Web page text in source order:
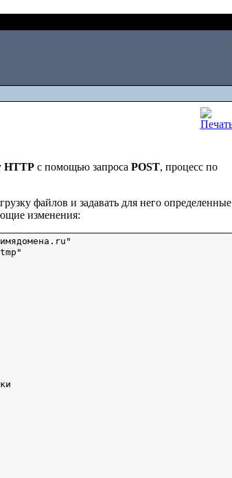
HTTPс помощью запроса POST, процесс по
файлов и задавать для него определенные
изменения: